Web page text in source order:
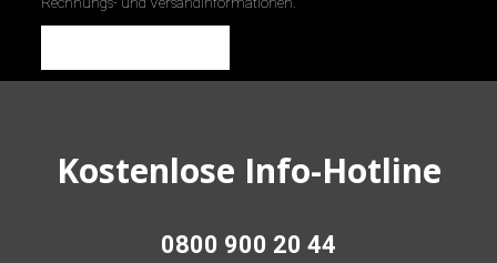
Kostenlose Info-Hotline
0800 900 20 44